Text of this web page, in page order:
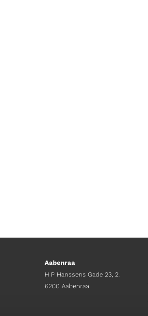
Aabenraa
H P Hanssens Gade 23, 2.
6200 Aabenraa